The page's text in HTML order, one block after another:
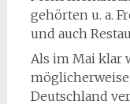
gehörten u. a.
und auch
Als im Mai klar
Deutschland